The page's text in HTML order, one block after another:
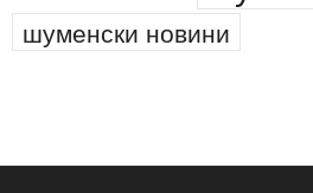
шуменски новини